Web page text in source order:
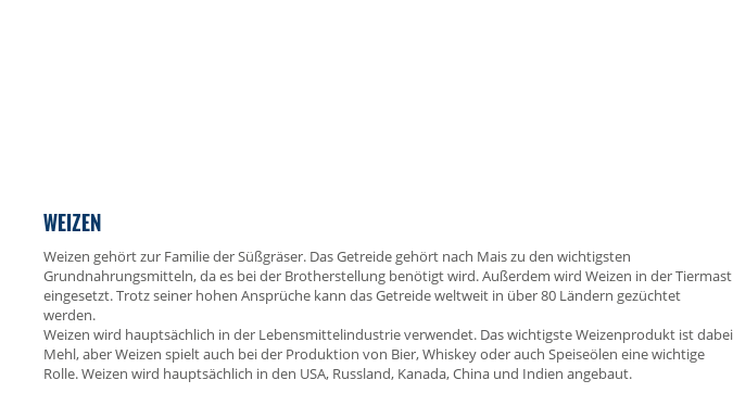
WEIZEN
Weizen gehört zur Familie der Süßgräser. Das Getreide gehört nach Mais zu den wichtigsten
Grundnahrungsmitteln, da es bei der Brotherstellung benötigt wird. Außerdem wird Weizen in der Tiermast
eingesetzt. Trotz seiner hohen Ansprüche kann das Getreide weltweit in über 80 Ländern gezüchtet
werden.
Weizen wird hauptsächlich in der Lebensmittelindustrie verwendet. Das wichtigste Weizenprodukt ist dabei
Mehl, aber Weizen spielt auch bei der Produktion von Bier, Whiskey oder auch Speiseölen eine wichtige
Rolle. Weizen wird hauptsächlich in den USA, Russland, Kanada, China und Indien angebaut.